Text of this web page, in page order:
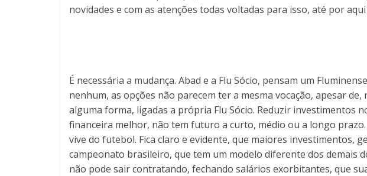
novidades e com as atenções todas voltadas para isso, até por
É necessária a mudança. Abad e a Flu Sócio, pensam um
nenhum, as opções não parecem ter a mesma vocação, apesar
alguma forma, ligadas a própria Flu Sócio. Reduzir investimentos
financeira melhor, não tem futuro a curto, médio ou a longo
vive do futebol. Fica claro e evidente, que maiores investimentos,
campeonato brasileiro, que tem um modelo diferente dos demais
não pode sair contratando, fechando salários exorbitantes, que